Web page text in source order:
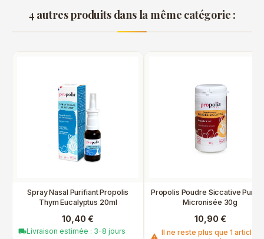
4 autres produits dans la même catégorie :
Spray Nasal Purifiant Propolis
Thym Eucalyptus 20ml
10,40 €
local_shippingLivraison estimée : 3-8 jours
Propolis Poudre Siccative
Micronisée 30g
10,90 €
warning Il ne reste plus que 1 article